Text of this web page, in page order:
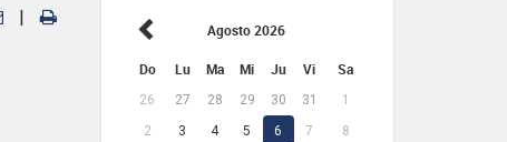
Agosto 2026
Do Lu Ma Mi Ju Vi Sa
26 27 28 29 30 31
1
2
3 4 5 6 7
8
|